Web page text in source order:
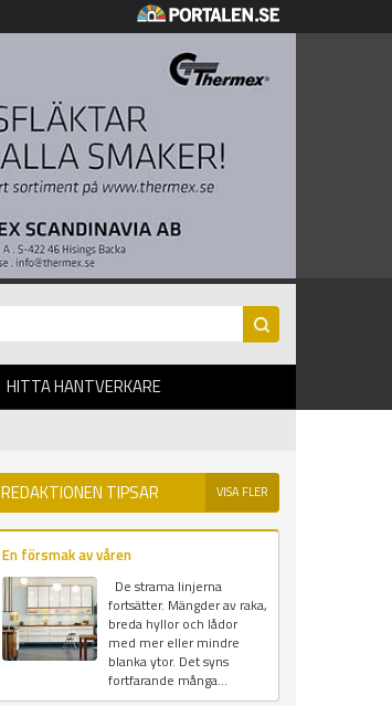
HITTA HANTVERKARE
REDAKTIONEN TIPSAR VISA FLER
En försmak av våren
De strama linjerna
fortsätter. Mängder av raka,
breda hyllor och lådor
med mer eller mindre
blanka ytor. Det syns
fortfarande många...